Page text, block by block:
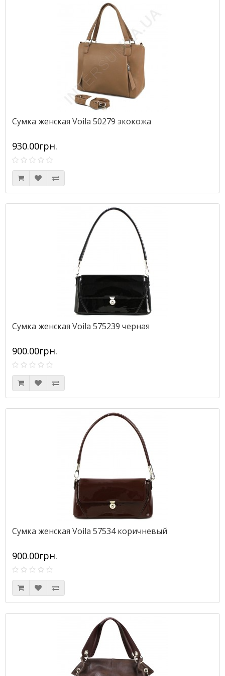
Сумка женская Voila 50279 экокожа
930.00грн.
Сумка женская Voila 575239 черная
900.00грн.
Сумка женская Voila 57534 коричневый
900.00грн.